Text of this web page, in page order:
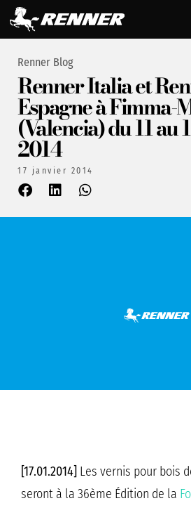
Renner Blog
Renner Italia et
Espagne à Fimma-
(Valencia) du 11 au
2014
17 janvier 2014
[17.01.2014] Les vernis pour bois
seront à la 36ème Édition de la